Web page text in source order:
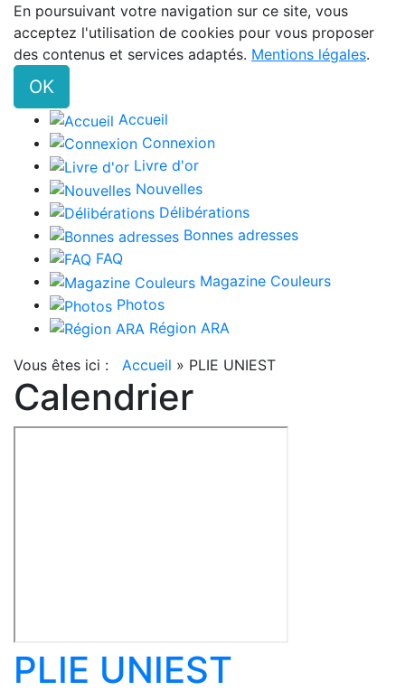
En poursuivant votre navigation sur ce site, vous
acceptez l'utilisation de cookies pour vous proposer
des contenus et services adaptés. Mentions légales.
OK
Accueil
Connexion
Livre d'or
Nouvelles
Délibérations
Bonnes adresses
FAQ
Magazine Couleurs
Photos
Région ARA
Vous êtes ici : Accueil » PLIE UNIEST
Calendrier
PLIE UNIEST